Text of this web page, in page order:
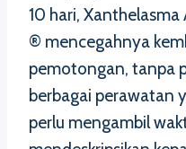
10 hari,
® mencegahnya
pemotongan, tanpa
berbagai perawatan
perlu mengambil